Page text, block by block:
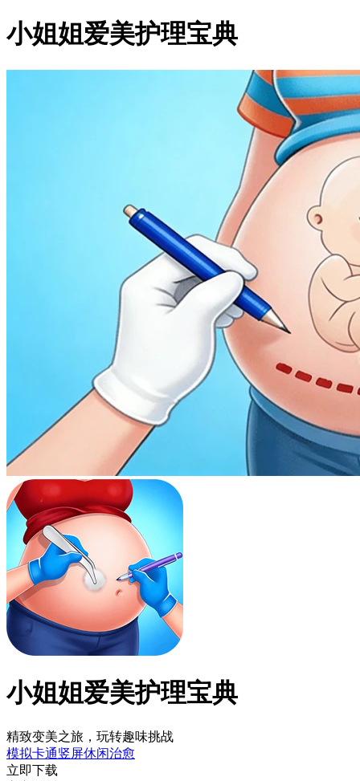
小姐姐爱美护理宝典
小姐姐爱美护理宝典
精致变美之旅，玩转趣味挑战
模拟卡通竖屏休闲治愈
立即下载